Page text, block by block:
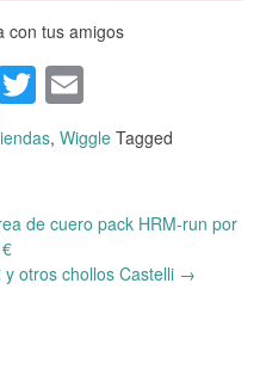
con tus amigos
Twitter
, Wiggle Tagged
de cuero pack HRM-run por
otros chollos Castelli →